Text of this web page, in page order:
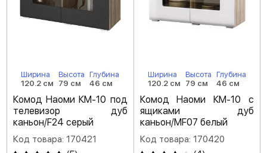
Ширина
120.2 см
Высота
79 см
Глубина
46 см
Комод Наоми КМ-10 под
телевизор дуб
каньон/F24 серый
Код товара: 170421
Ширина
120.2 см
Высота
79 см
Глубина
46 см
Комод Наоми КМ-10 с
ящиками дуб
каньон/MF07 белый
Код товара: 170420